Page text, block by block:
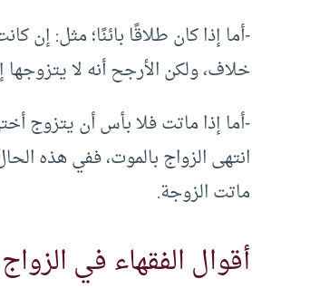
-أما إذا كان طلاقًا بائنًا؛ مثل: إن
خلاف، ولكن الأرجح أنه لا يتزوجها
-أما إذا ماتت فلا بأس أن يتزوج
انتهى الزواج بالموت، ففي هذه
ماتت الزوجة.
أقوال الفقهاء في